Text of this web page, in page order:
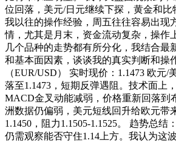
位回落，美元/日元继续下探，黄金和
我以往的操作经验，周五往往容易出现
情，尤其是月末，资金流动复杂，操作
几个品种的走势都有所分化，我结合最
和基本面因素，谈谈我的真实判断和操
（EUR/USD） 实时现价：1.1473 欧元/
落至1.1473，短期反弹遇阻。技术面上
MACD金叉动能减弱，价格重新回落到
洲数据仍偏弱，美元短线回升给欧元带
1.1450，阻力1.1505-1.1525。 趋势总结
仍需观察能否守住1.14上方。我认为这